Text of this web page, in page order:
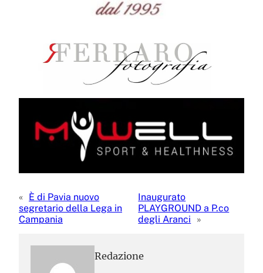
« È di Pavia nuovo
segretario della Lega in
Campania
Inaugurato
PLAYGROUND a P.co
degli Aranci
»
Redazione